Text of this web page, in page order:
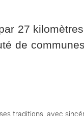
27
de
traditions, avec